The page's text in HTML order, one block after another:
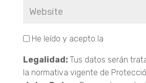
He leído y acepto la
Legalidad: Tus datos serán
la normativa vigente de